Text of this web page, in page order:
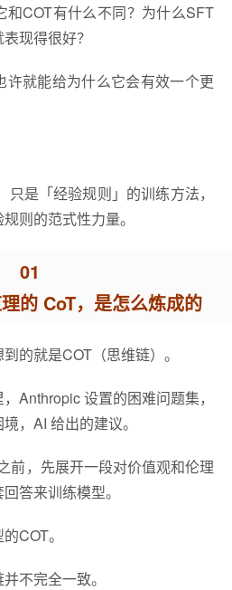
和COT有什么不同？为什么SFT
现得很好？
许就能给为什么它会有效一个更
是「经验规则」的训练方法，
则的范式性力量。
01
的 CoT，是怎么炼成的
的就是COT（思维链）。
Anthropic 设置的困难问题集，
，AI 给出的建议。
前，先展开一段对价值观和伦理
答来训练模型。
COT。
不完全一致。